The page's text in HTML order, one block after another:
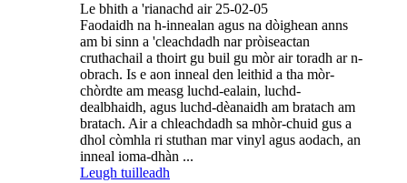
Le bhith a 'rianachd air 25-02-05
Faodaidh na h-innealan agus na dòighean anns
am bi sinn a 'cleachdadh nar pròiseactan
cruthachail a thoirt gu buil gu mòr air toradh ar n-
obrach. Is e aon inneal den leithid a tha mòr-
chòrdte am measg luchd-ealain, luchd-
dealbhaidh, agus luchd-dèanaidh am bratach am
bratach. Air a chleachdadh sa mhòr-chuid gus a
dhol còmhla ri stuthan mar vinyl agus aodach, an
inneal ioma-dhàn ...
Leugh tuilleadh